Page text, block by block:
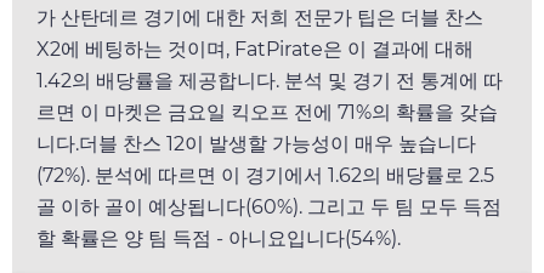
가 산탄데르 경기에 대한 저희 전문가 팁은 더블 찬스
X2에 베팅하는 것이며, FatPirate은 이 결과에 대해
1.42의 배당률을 제공합니다. 분석 및 경기 전 통계에 따
르면 이 마켓은 금요일 킥오프 전에 71%의 확률을 갖습
니다.더블 찬스 12이 발생할 가능성이 매우 높습니다
(72%). 분석에 따르면 이 경기에서 1.62의 배당률로 2.5
골 이하 골이 예상됩니다(60%). 그리고 두 팀 모두 득점
할 확률은 양 팀 득점 - 아니요입니다(54%).